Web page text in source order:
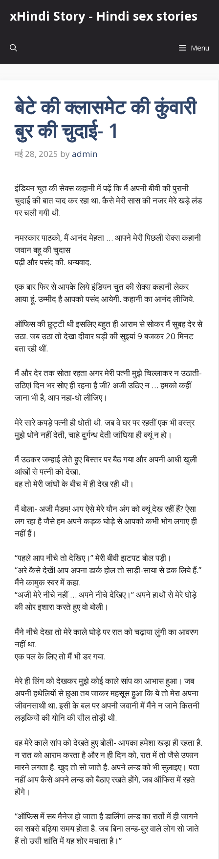
xHindi Story - Hindi sex stories
Menu
बेटे की क्लासमेट की कुंवारी
बुर की चुदाई- 1
मई 28, 2025 by admin
इंडियन चुत की सेक्स कहानी में पढ़ें कि मैं अपनी बीवी की पुरानी
चुदाई की बात याद कर रहा था. कैसे मेरी सास की नजर मेरे खड़े लंड
पर चली गयी थी.
नमस्कार पाठको, मैं आनंद मेहता … आपने मेरी पिछली सेक्स कहानी
जवान बहू की चुदास
पढ़ी और पसंद की. धन्यवाद.
एक बार फिर से आपके लिये इंडियन चुत की सेक्स कहानी लेकर
आया हूं. उम्मीद है आपको पसंद आयेगी. कहानी का आनंद लीजिये.
ऑफिस की छुट्टी थी इसलिए बहुत ही आराम से सोकर मैं सुबह देर से
उठा. जब उठा तो देखा दीवार घड़ी की सुइयां 9 बजकर 20 मिनट
बता रही थीं.
मैं और देर तक सोता रहता अगर मेरी पत्नी मुझे चिल्लाकर न उठाती-
उठिए! दिन भर सोए ही रहना है जी? अजी उठिए न … हमको कहीं
जाना भी है, आप नहा-धो लीजिए।
मेरे सारे कपड़े पत्नी ही धोती थी. जब वे घर पर रहतीं एक भी वस्त्र
मुझे धोने नहीं देती, चाहे दुर्गन्ध देती जांघिया ही क्यूं न हो।
मैं उठकर जम्हाई लेते हुए बिस्तर पर बैठ गया और अपनी आधी खुली
आंखों से पत्नी को देखा.
वह तो मेरी जांघों के बीच में ही देख रही थी।
मैं बोला- अजी मैडम! आप ऐसे मेरे यौन अंग को क्यूं देख रहीं हैं? ऐसा
लग रहा है जैसे हम अपने कड़क घोड़े से आपको कभी भोग लगाए ही
नहीं हैं।
“पहले आप नीचे तो देखिए।” मेरी बीवी झटपट बोल पड़ी।
“अरे कैसे देखें! आप अपना डार्क होल तो साड़ी-साया से ढक लिये हैं.”
मैंने कामुक स्वर में कहा.
“अजी मेरे नीचे नहीं … अपने नीचे देखिए।” अपने हाथों से मेरे घोड़े
की ओर इशारा करते हुए वो बोली।
मैंने नीचे देखा तो मेरे काले घोड़े पर रात को चढ़ाया लुंगी का आवरण
नहीं था.
एक पल के लिए तो मैं भी डर गया.
मेरे ही लिंग को देखकर मुझे कोई काले सांप का आभास हुआ। जब
अपनी हथेलियों से छुआ तब जाकर महसूस हुआ कि ये तो मेरा अपना
जीवनसाथी था. इसी के बल पर अपनी जवानी में मैंने न जाने कितनी
लड़कियों की योनि की सील तोड़ी थी.
वह मेरे काले सांप को देखते हुए बोली- आपका हमेशा खड़ा ही रहता है.
न रात को आराम करता है और न ही दिन को, रात में तो जैसे उफान
मारने लगता है. खुद तो सो जाते है. अपने लन्ड को भी सुलाइए। पता
नहीं आप कैसे अपने लन्ड को बैठाए रखते होंगे, जब ऑफिस में रहते
होंगे।
“ऑफिस में सब मैनेज हो जाता है डार्लिंग! लन्ड का रातों में ही जागने
का सबसे बढ़िया समय होता है. जब बिना लन्ड-बुर वाले लोग सो जाते
हैं तो उसी शांति में यह शोर मचाता है।”